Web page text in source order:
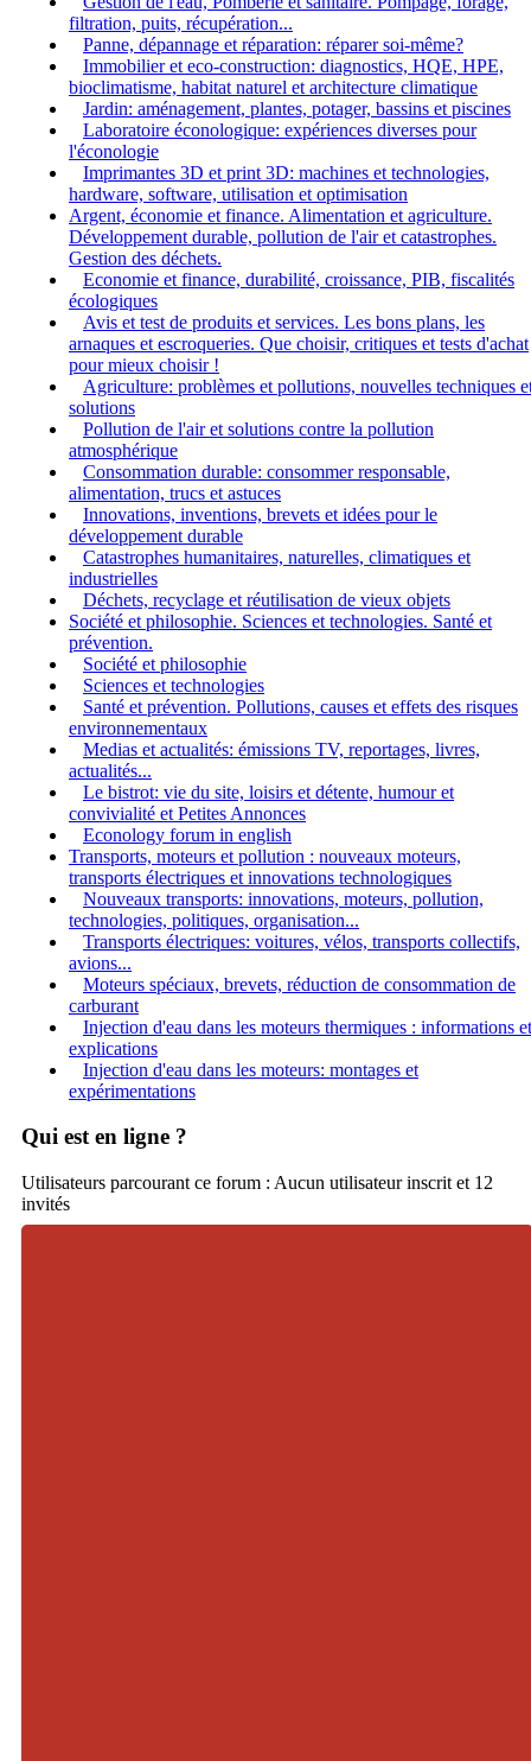
filtration, puits, récupération...
Panne, dépannage et réparation: réparer soi-même?
Immobilier et eco-construction: diagnostics, HQE, HPE,
bioclimatisme, habitat naturel et architecture climatique
Jardin: aménagement, plantes, potager, bassins et piscines
Laboratoire éconologique: expériences diverses pour
l'éconologie
Imprimantes 3D et print 3D: machines et technologies,
hardware, software, utilisation et optimisation
Argent, économie et finance. Alimentation et agriculture.
Développement durable, pollution de l'air et catastrophes.
Gestion des déchets.
Economie et finance, durabilité, croissance, PIB, fiscalités
écologiques
Avis et test de produits et services. Les bons plans, les
arnaques et escroqueries. Que choisir, critiques et tests d'achat
pour mieux choisir !
Agriculture: problèmes et pollutions, nouvelles techniques
solutions
Pollution de l'air et solutions contre la pollution
atmosphérique
Consommation durable: consommer responsable,
alimentation, trucs et astuces
Innovations, inventions, brevets et idées pour le
développement durable
Catastrophes humanitaires, naturelles, climatiques et
industrielles
Déchets, recyclage et réutilisation de vieux objets
Société et philosophie. Sciences et technologies. Santé et
prévention.
Société et philosophie
Sciences et technologies
Santé et prévention. Pollutions, causes et effets des risques
environnementaux
Medias et actualités: émissions TV, reportages, livres,
actualités...
Le bistrot: vie du site, loisirs et détente, humour et
convivialité et Petites Annonces
Econology forum in english
Transports, moteurs et pollution : nouveaux moteurs,
transports électriques et innovations technologiques
Nouveaux transports: innovations, moteurs, pollution,
technologies, politiques, organisation...
Transports électriques: voitures, vélos, transports collectifs,
avions...
Moteurs spéciaux, brevets, réduction de consommation de
carburant
Injection d'eau dans les moteurs thermiques : informations et
explications
Injection d'eau dans les moteurs: montages et
expérimentations
Qui est en ligne ?
Utilisateurs parcourant ce forum : Aucun utilisateur inscrit et 12
invités